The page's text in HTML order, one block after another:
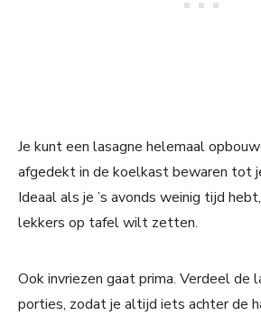
Je kunt een lasagne helemaal
afgedekt in de koelkast bewaren tot
Ideaal als je ’s avonds weinig tijd
lekkers op tafel wilt zetten.
Ook invriezen gaat prima. Verdeel de
porties, zodat je altijd iets achter de